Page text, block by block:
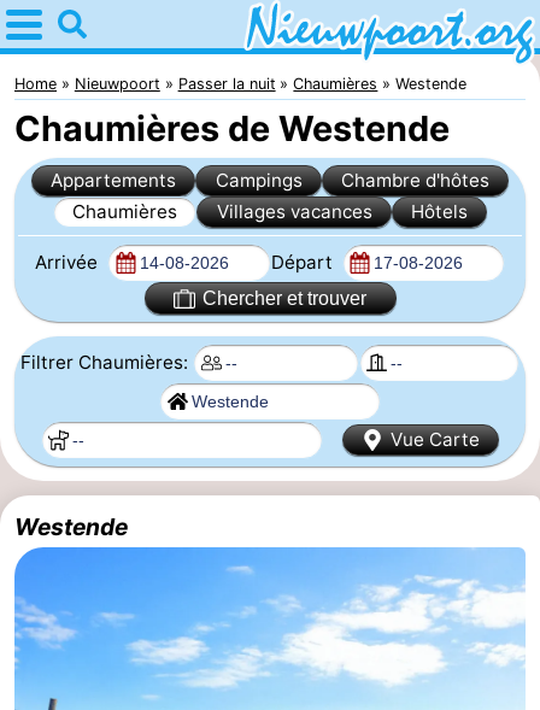
Home
Nieuwpoort
Astuces
Avec
les
enfants
Passer
la
nuit
Appartements
-
Suites
Nieuwpoort
Holiday
Suites
Westende
Campings
Chambre
d'hôtes
Chaumières
-
Home Nieuwpoort Passer la nuit Chaumières Westende
Chaumières de Westende
Appartements Campings
Chambre d'hôtes
Chaumières
Villages vacances Hôtels
Arrivée Départ
Chercher et trouver
Filtrer Chaumières:
Vue Carte
Westende